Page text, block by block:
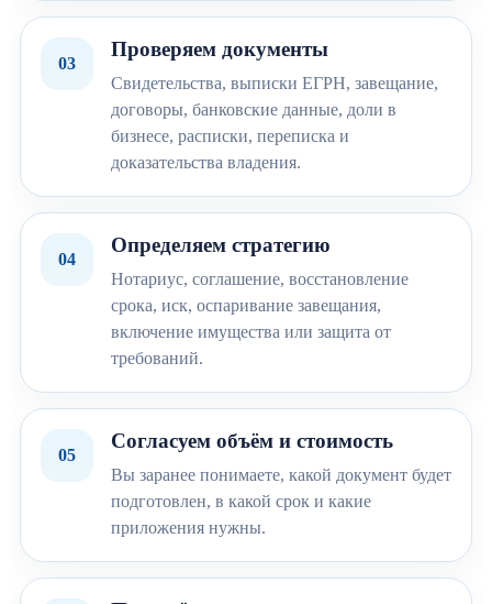
03
Проверяем документы
Свидетельства, выписки ЕГРН, завещание,
договоры, банковские данные, доли в
бизнесе, расписки, переписка и
доказательства владения.
04
Определяем стратегию
Нотариус, соглашение, восстановление
срока, иск, оспаривание завещания,
включение имущества или защита от
требований.
05
Согласуем объём и стоимость
Вы заранее понимаете, какой документ будет
подготовлен, в какой срок и какие
приложения нужны.